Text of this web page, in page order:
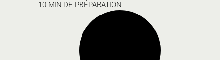
10 MIN DE PRÉPARATION